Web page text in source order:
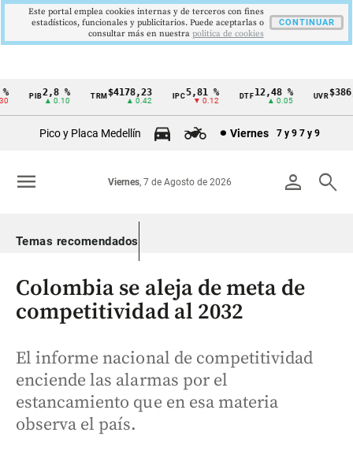
Cintillo
Colombia
PIB2,8 %
▲ 0.10
TRM$4178,23
▲ 0.42
IPC5,81 %
▼ 0.12
DTF12,48 %
▲ 0.05
UVR
Pico y Placa Medellín Viernes 7 y 9 7 y 9
person search
Viernes, 7 de Agosto de 2026
menu
Temas recomendados
Colombia se aleja de meta de
competitividad al 2032
El informe nacional de competitividad
enciende las alarmas por el
estancamiento que en esa materia
observa el país.
Este portal emplea cookies internas y de terceros con fines
estadísticos, funcionales y publicitarios. Puede aceptarlas o
consultar más en nuestra politica de cookies
CONTINUAR